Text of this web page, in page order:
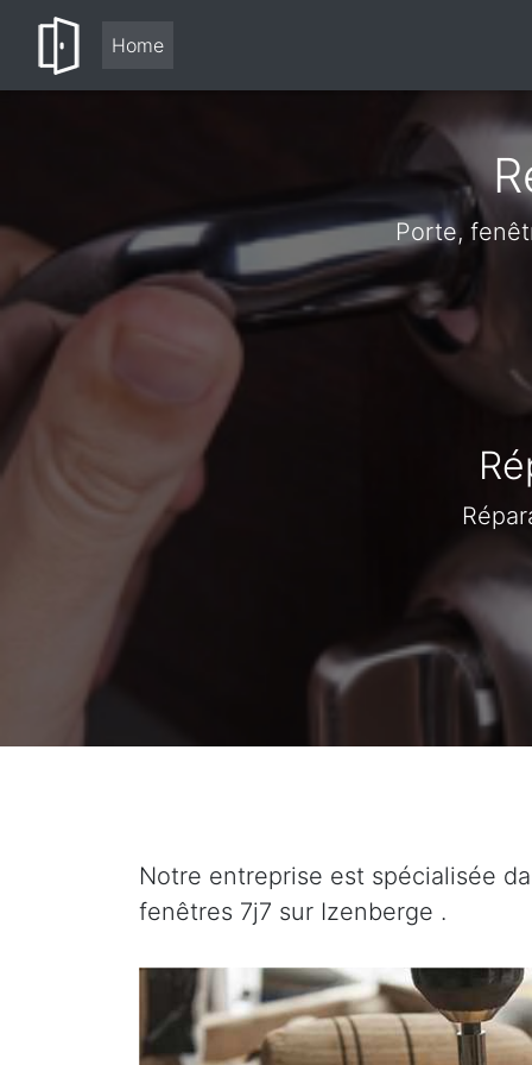
Home
Porte,
Notre entreprise est spécialisée
fenêtres 7j7 sur Izenberge .